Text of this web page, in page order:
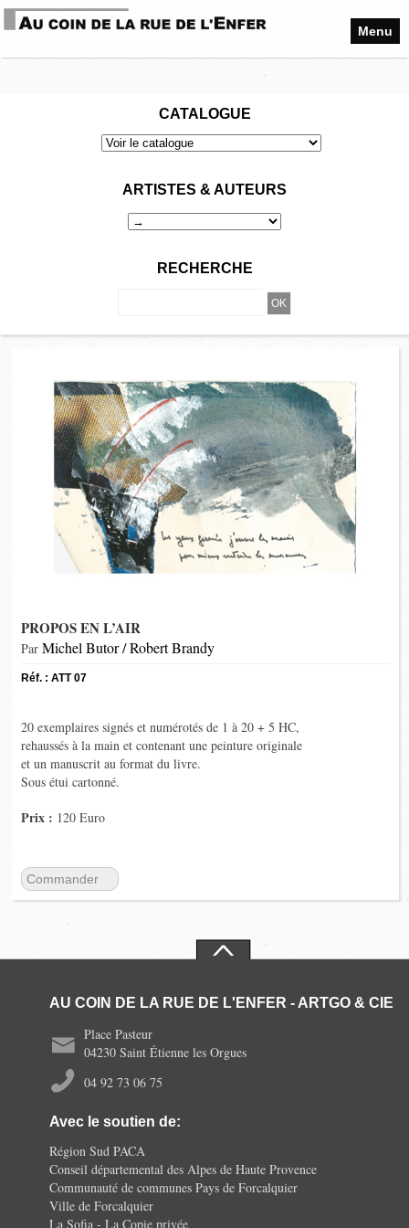
Menu
CATALOGUE
ARTISTES & AUTEURS
RECHERCHE
PROPOS EN L’AIR
Par Michel Butor / Robert Brandy
Réf. : ATT 07
20 exemplaires signés et numérotés de 1 à 20 + 5 HC,
rehaussés à la main et contenant une peinture originale
et un manuscrit au format du livre.
Sous étui cartonné.
Prix : 120 Euro
Commander
AU COIN DE LA RUE DE L'ENFER - ARTGO & CIE
Place Pasteur
04230 Saint Étienne les Orgues
04 92 73 06 75
Avec le soutien de:
Région Sud PACA
Conseil départemental des Alpes de Haute Provence
Communauté de communes Pays de Forcalquier
Ville de Forcalquier
La Sofia - La Copie privée